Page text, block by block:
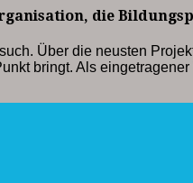
die
Über die neusten
bringt. Als